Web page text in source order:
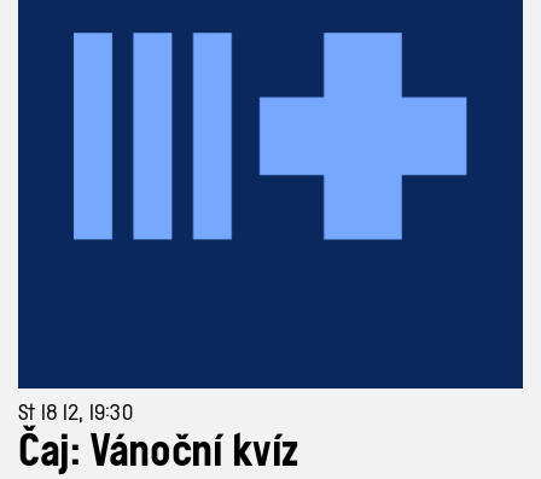
St 18 12, 19:30
Čaj: Vánoční kvíz